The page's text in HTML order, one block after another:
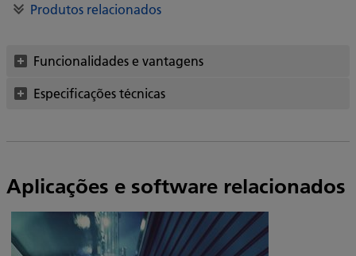
Produtos relacionados
Funcionalidades e vantagens
Especificações técnicas
Aplicações e software relacionados